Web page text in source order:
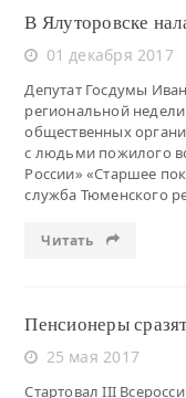
В Ялуторовске
01 декабря 2017
Депутат Госдумы
региональной
общественных
с людьми пожилого
России» «Старшее
служба Тюменского
Читать
Пенсионеры
25 мая 2017
Стартовал III